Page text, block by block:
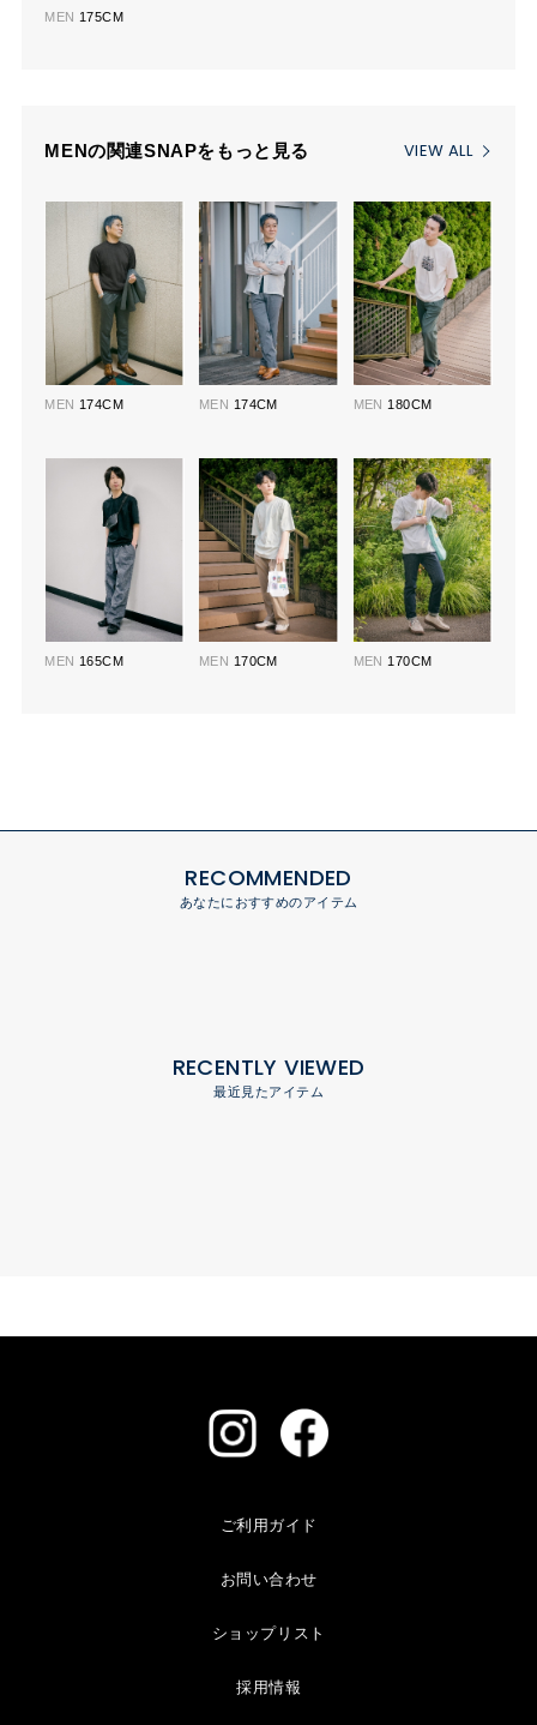
MEN 175CM
MENの関連SNAPをもっと見る VIEW ALL
MEN 174CM MEN 174CM MEN 180CM
MEN 165CM MEN 170CM MEN 170CM
RECOMMENDED
あなたにおすすめのアイテム
RECENTLY VIEWED
最近見たアイテム
ご利用ガイド
お問い合わせ
ショップリスト
採用情報